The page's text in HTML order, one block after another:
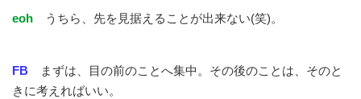
eoh うちら、先を見据えることが出来ない(笑)。
FB まずは、目の前のことへ集中。その後のことは、そのと
きに考えればいい。